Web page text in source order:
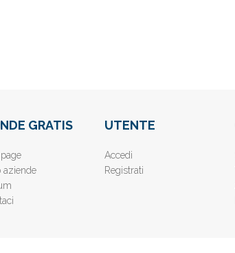
GRATIS
aziende
UTENTE
Accedi
Registrati